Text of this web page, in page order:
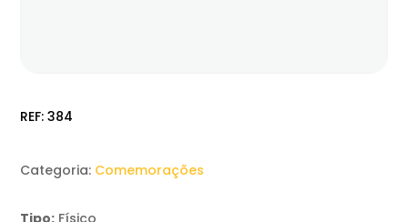
REF:384
Categoria: Comemorações